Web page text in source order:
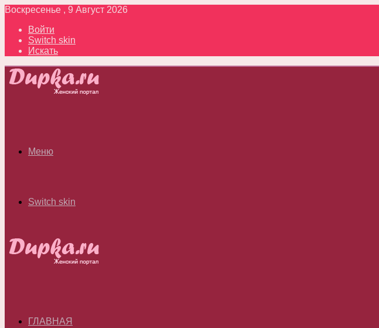
Воскресенье , 9 Август 2026
Войти
Switch skin
Искать
Меню
Switch skin
ГЛАВНАЯ